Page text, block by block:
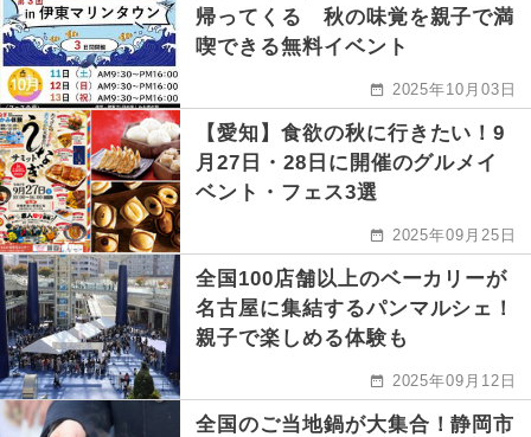
帰ってくる 秋の味覚を親子で満
喫できる無料イベント
2025年10月03日
【愛知】食欲の秋に行きたい！9
月27日・28日に開催のグルメイ
ベント・フェス3選
2025年09月25日
全国100店舗以上のベーカリーが
名古屋に集結するパンマルシェ！
親子で楽しめる体験も
2025年09月12日
全国のご当地鍋が大集合！静岡市